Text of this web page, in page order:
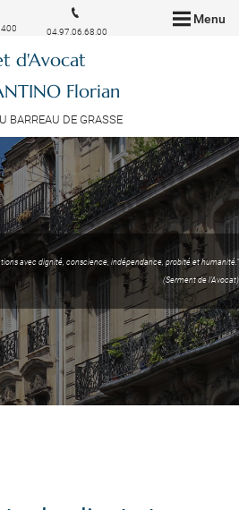
Menu
d'Avocat
Florian
BARREAU DE GRASSE
04.97.06.68.00
avec dignité, conscience, indépendance, probité et humanité."
(Serment de l'Avocat)